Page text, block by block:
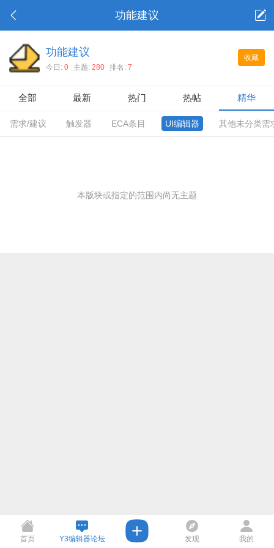
功能建议
收藏
功能建议
今日: 0 主题: 280 排名: 7
全部 最新 热门 热帖 精华
需求/建议 触发器 ECA条目 UI编辑器 其他未分类需
本版块或指定的范围内尚无主题
首页 Y3编辑器论坛 发现 我的